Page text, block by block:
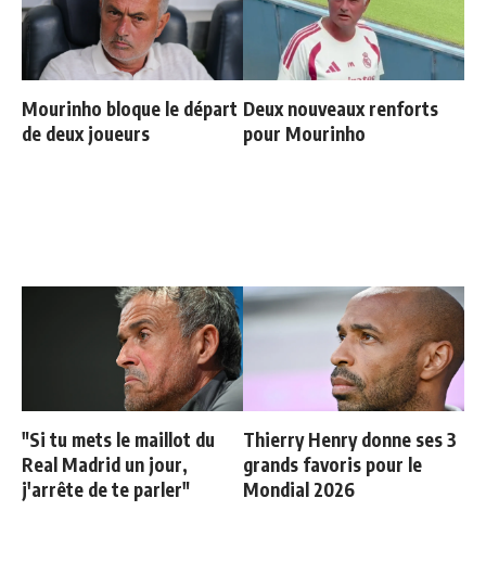
Mourinho bloque le départ
de deux joueurs
Deux nouveaux renforts
pour Mourinho
"Si tu mets le maillot du
Real Madrid un jour,
j'arrête de te parler"
Thierry Henry donne ses 3
grands favoris pour le
Mondial 2026